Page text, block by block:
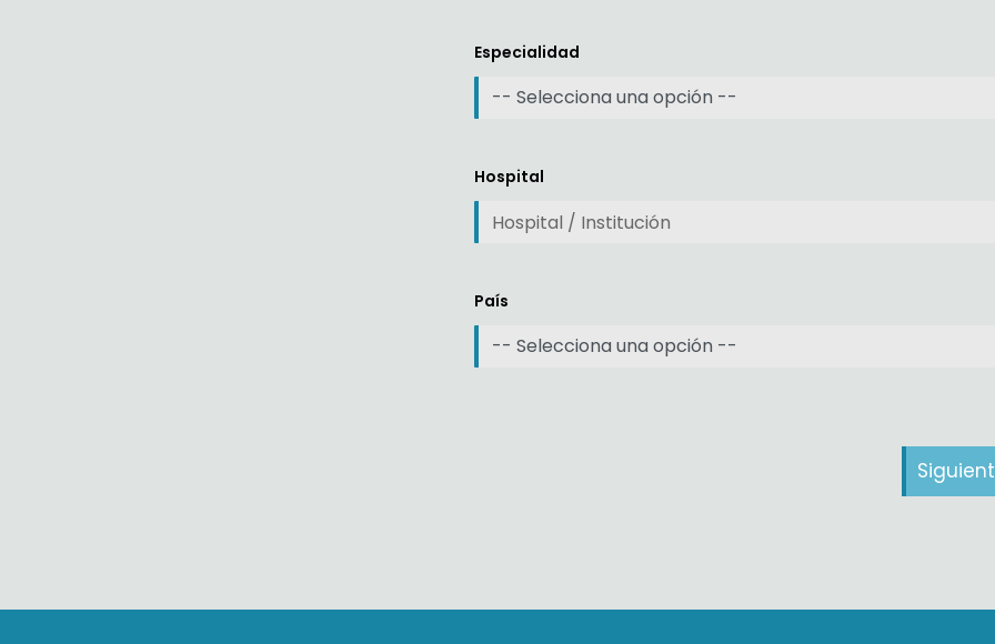
Especialidad
Hospital
País